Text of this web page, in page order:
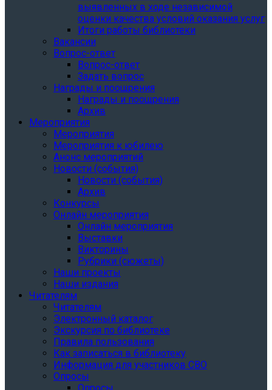
выявленных в ходе независимой
оценки качества условий оказания услуг
Итоги работы библиотеки
Вакансии
Вопрос-ответ
Вопрос-ответ
Задать вопрос
Награды и поощрения
Награды и поощрения
Архив
Мероприятия
Мероприятия
Мероприятия к юбилею
Анонс мероприятий
Новости (события)
Новости (события)
Архив
Конкурсы
Онлайн мероприятия
Онлайн мероприятия
Выставки
Викторины
Рубрики (сюжеты)
Наши проекты
Наши издания
Читателям
Читателям
Электронный каталог
Экскурсия по библиотеке
Правила пользования
Как записаться в библиотеку
Информация для участников СВО
Опросы